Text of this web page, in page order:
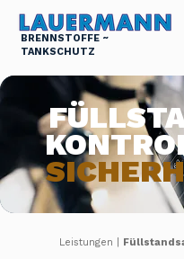
BRENNSTOFFE ~
TANKSCHUTZ
Leistungen |